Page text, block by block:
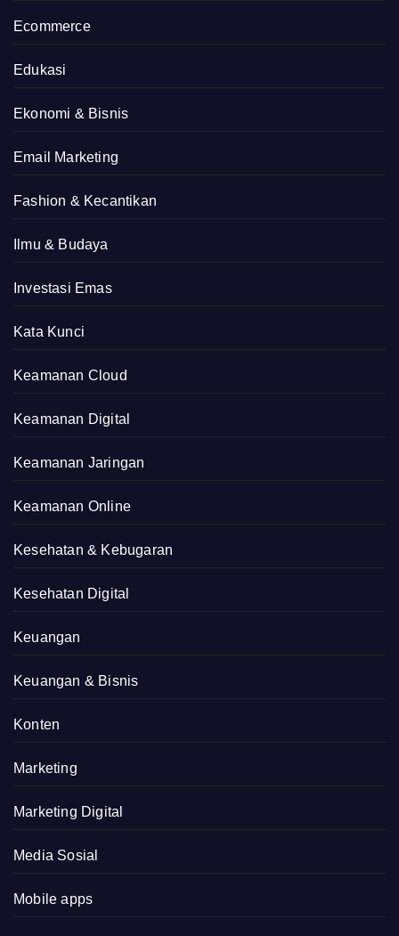
Ecommerce
Edukasi
Ekonomi & Bisnis
Email Marketing
Fashion & Kecantikan
Ilmu & Budaya
Investasi Emas
Kata Kunci
Keamanan Cloud
Keamanan Digital
Keamanan Jaringan
Keamanan Online
Kesehatan & Kebugaran
Kesehatan Digital
Keuangan
Keuangan & Bisnis
Konten
Marketing
Marketing Digital
Media Sosial
Mobile apps